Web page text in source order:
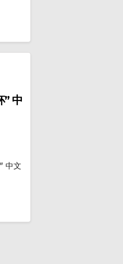
” 中
中文